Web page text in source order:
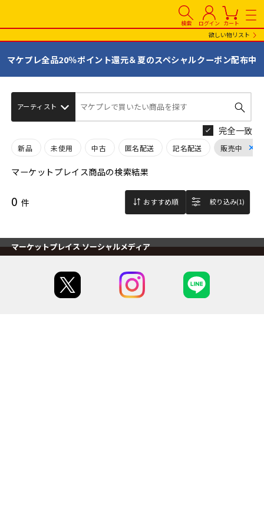
検索 ログイン カート
欲しい物リスト
マケプレ全品20％ポイント還元＆夏のスペシャルクーポン配布中
マケプレで買いたい商品を探す
完全一致
新品 未使用 中古 匿名配送 記名配送 販売中
マーケットプレイス商品の検索結果
0 件 おすすめ順 絞り込み(1)
マーケットプレイス ソーシャルメディア